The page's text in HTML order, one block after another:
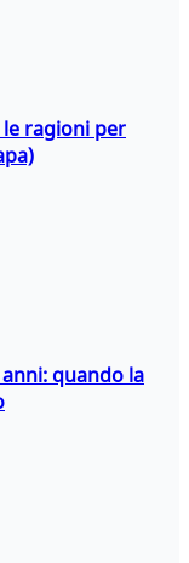
ragioni per
quando la